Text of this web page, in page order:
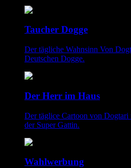
Taucher Dogge
Der tägliche Wahnsinn Von
Deutschen Dogge.
Der Herr im Haus
Der täglice Cartoon von
der Super Gattin.
Wahlwerbung